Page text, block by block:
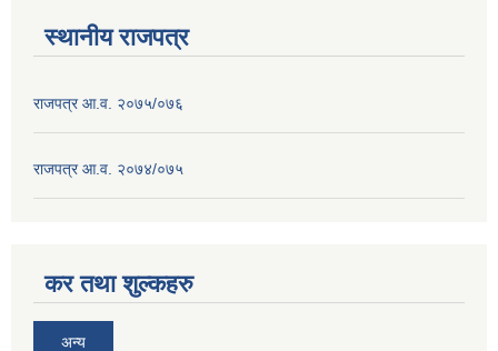
स्थानीय राजपत्र
राजपत्र आ.व. २०७५/०७६
राजपत्र आ.व. २०७४/०७५
कर तथा शुल्कहरु
अन्य